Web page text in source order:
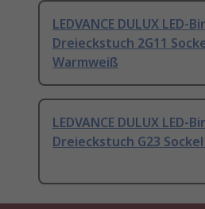
LEDVANCE DULUX LED-
Dreieckstuch 2G11
Warmweiß
LEDVANCE DULUX LED-
Dreieckstuch G23